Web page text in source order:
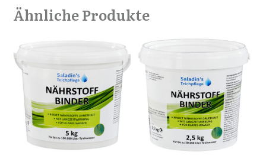
Ähnliche Produkte